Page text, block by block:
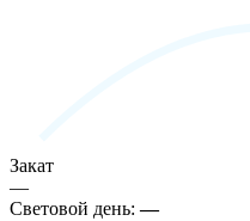
Закат
—
Световой день:—